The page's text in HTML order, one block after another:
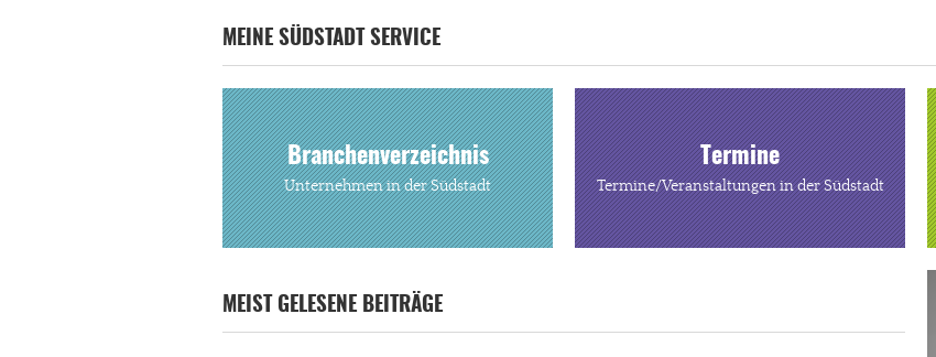
MEINE SÜDSTADT SERVICE
Branchenverzeichnis
Unternehmen in der Südstadt
Termine
Termine/Veranstaltungen in der Südstadt
MEIST GELESENE BEITRÄGE